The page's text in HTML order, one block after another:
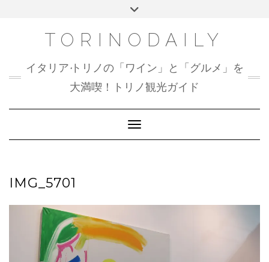
Toggle
TORINODAILY
イタリア•トリノの「ワイン」と「グルメ」を
大満喫！トリノ観光ガイド
Toggle Navigation
IMG_5701